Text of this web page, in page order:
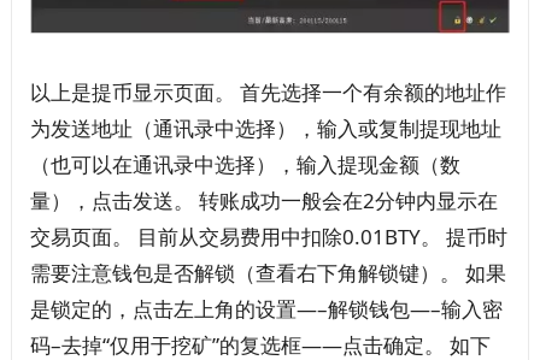
以上是提币显示页面。 首先选择一个有余额的地址作
为发送地址（通讯录中选择），输入或复制提现地址
（也可以在通讯录中选择），输入提现金额（数
量），点击发送。 转账成功一般会在2分钟内显示在
交易页面。 目前从交易费用中扣除0.01BTY。 提币时
需要注意钱包是否解锁（查看右下角解锁键）。 如果
是锁定的，点击左上角的设置—–解锁钱包—–输入密
码–去掉“仅用于挖矿”的复选框——点击确定。 如下